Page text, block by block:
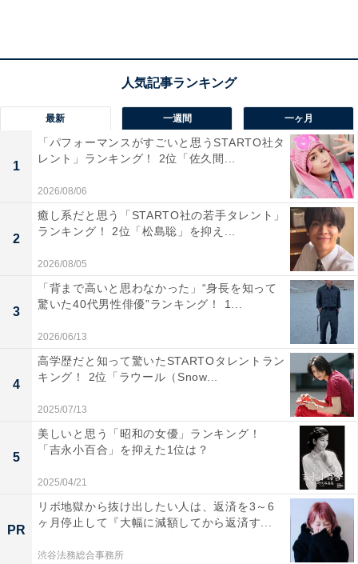
てCDデビュー。グループではワイルドな姿でドラムを担
めています。
個人では、『サイコメトラーEIJI 』シリーズ（日本テレ
ビ系）、『ナースマン』シリーズ（日本テレビ系）、
『家政夫のミタゾノ』シリーズ（テレビ朝日系）などで
俳優として活躍。『必殺（必殺仕事人）』シリーズ（テ
レビ朝日系）では、イケメンの「経師屋の涼次」を演じ
ています。
コメントを見ると、「目鼻立ちがはっきりしてる」（大
阪府／40代女性）、「変に若作りを感じさせない、年相
応の魅力があるから」（静岡県／30代女性）、「外見だ
けではなく中身も男前でイケメンだと思う」（北海道／
30代女性）、「顔立ちのバーツが整っている」（埼玉県
／60代女性）といった声が寄せられています。
最新 一週間 一ヶ月
1
「パフォーマンスがすごいと思うSTARTO社タ
レント」ランキング！ 2位「佐久間...
2026/08/06
2
癒し系だと思う「STARTO社の若手タレント」
ランキング！ 2位「松島聡」を抑え...
2026/08/05
3
「背まで高いと思わなかった」“身長を知って
驚いた40代男性俳優”ランキング！ 1...
2026/06/13
4
高学歴だと知って驚いたSTARTOタレントラン
キング！ 2位「ラウール（Snow...
2025/07/13
5
美しいと思う「昭和の女優」ランキング！
「吉永小百合」を抑えた1位は？
2025/04/21
PR
リボ地獄から抜け出したい人は、返済を3～6
ヶ月停止して『大幅に減額してから返済す...
渋谷法務総合事務所